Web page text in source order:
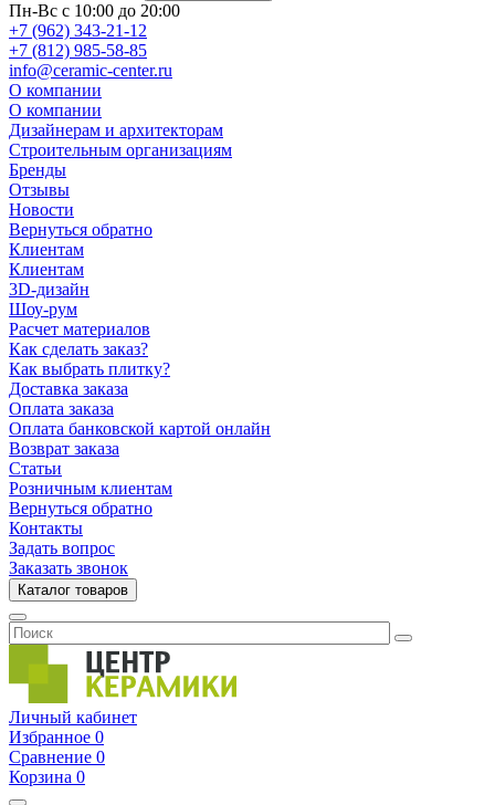
Пн-Вс с 10:00 до 20:00
+7 (962) 343-21-12
+7 (812) 985-58-85
info@ceramic-center.ru
О компании
О компании
Дизайнерам и архитекторам
Строительным организациям
Бренды
Отзывы
Новости
Вернуться обратно
Клиентам
Клиентам
3D-дизайн
Шоу-рум
Расчет материалов
Как сделать заказ?
Как выбрать плитку?
Доставка заказа
Оплата заказа
Оплата банковской картой онлайн
Возврат заказа
Статьи
Розничным клиентам
Вернуться обратно
Контакты
Задать вопрос
Заказать звонок
Каталог товаров
Личный кабинет
Избранное 0
Сравнение 0
Корзина 0